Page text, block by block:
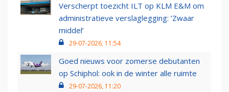
Verscherpt toezicht ILT op KLM E&M om
administratieve verslaglegging: ‘Zwaar
middel’
29-07-2026, 11:54
Goed nieuws voor zomerse debutanten
op Schiphol: ook in de winter alle ruimte
29-07-2026, 11:20